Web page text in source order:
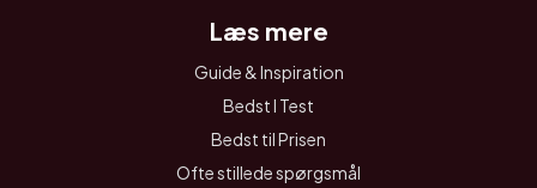
Læs mere
Guide & Inspiration
Bedst I Test
Bedst til Prisen
Ofte stillede spørgsmål